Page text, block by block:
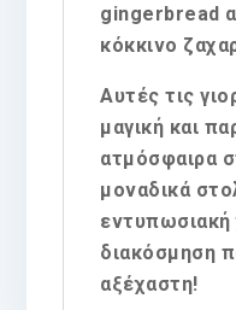
gingerbread
κόκκινο
Αυτές τις
μαγική και
ατμόσφαιρα
μοναδικά
εντυπωσιακή
διακόσμηση
αξέχαστη!